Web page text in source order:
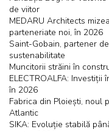
de viitor
MEDARU Architects
parteneriate noi, în 2026
Saint-Gobain, partener
sustenabilitate
Muncitorii străini în
ELECTROALFA:
în 2026
Fabrica din Ploiești, noul
Atlantic
SIKA: Evoluție stabilă